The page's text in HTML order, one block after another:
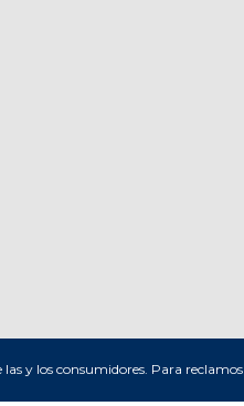
las y los consumidores. Para reclamos